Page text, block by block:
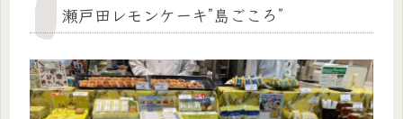
瀬戸田レモンケーキ”島ごころ”